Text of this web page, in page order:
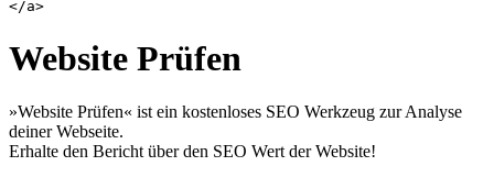
Website Prüfen
»Website Prüfen« ist ein kostenloses SEO Werkzeug zur Analyse
deiner Webseite.
Erhalte den Bericht über den SEO Wert der Website!